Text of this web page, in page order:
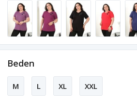
Beden
M L XL XXL